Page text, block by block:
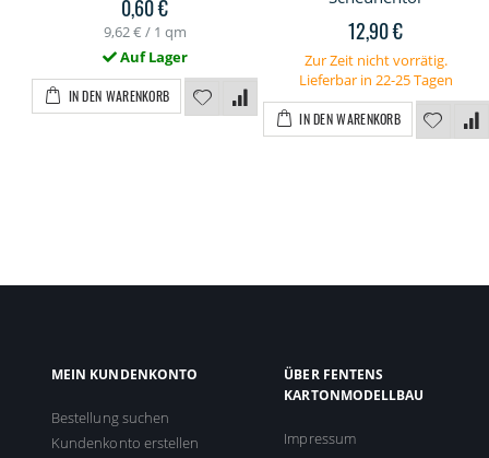
0,60 €
9,62 € / 1 qm
Auf Lager
IN DEN WARENKORB
12,90 €
Zur Zeit nicht vorrätig.
Lieferbar in 22-25 Tagen
IN DEN WARENKORB
MEIN KUNDENKONTO
Bestellung suchen
Kundenkonto erstellen
ÜBER FENTENS
KARTONMODELLBAU
Impressum